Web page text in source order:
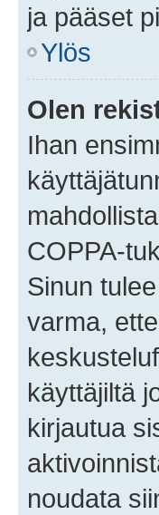
ja pääset
Ylös
Olen
Ihan
COPPA-
Sinun
varma,
käyttäjiltä
kirjautua
noudata